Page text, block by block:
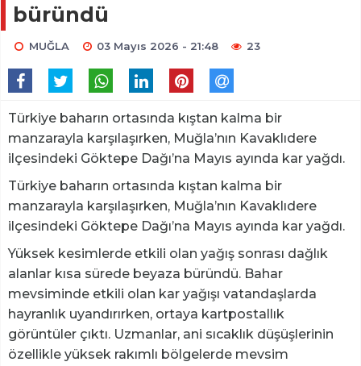
büründü
MUĞLA 03 Mayıs 2026 - 21:48 23
Türkiye baharın ortasında kıştan kalma bir
manzarayla karşılaşırken, Muğla’nın Kavaklıdere
ilçesindeki Göktepe Dağı’na Mayıs ayında kar yağdı.
Türkiye baharın ortasında kıştan kalma bir
manzarayla karşılaşırken, Muğla’nın Kavaklıdere
ilçesindeki Göktepe Dağı’na Mayıs ayında kar yağdı.
Yüksek kesimlerde etkili olan yağış sonrası dağlık
alanlar kısa sürede beyaza büründü. Bahar
mevsiminde etkili olan kar yağışı vatandaşlarda
hayranlık uyandırırken, ortaya kartpostallık
görüntüler çıktı. Uzmanlar, ani sıcaklık düşüşlerinin
özellikle yüksek rakımlı bölgelerde mevsim